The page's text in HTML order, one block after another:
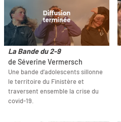
La Bande du 2-9
de Séverine Vermersch
Une bande d’adolescents sillonne
le territoire du Finistère et
traversent ensemble la crise du
covid-19.